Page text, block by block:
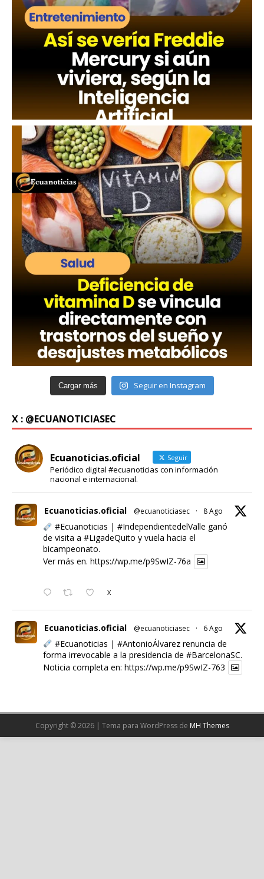
Cargar más Seguir en Instagram
X : @ECUANOTICIASEC
Ecuanoticias.oficial Seguir
Periódico digital #ecuanoticias con información
nacional e internacional.
Ecuanoticias.oficial @ecuanoticiasec · 8 Ago
#Ecuanoticias | #IndependientedelValle ganó
de visita a #LigadeQuito y vuela hacia el
bicampeonato.
Ver más en. https://wp.me/p9SwIZ-76a
X
Ecuanoticias.oficial @ecuanoticiasec · 6 Ago
#Ecuanoticias | #AntonioÁlvarezrenuncia de
forma irrevocable a la presidencia de #BarcelonaSC.
Noticia completa en: https://wp.me/p9SwIZ-763
Cargar más
Copyright © 2026 | Tema para WordPress de MH Themes